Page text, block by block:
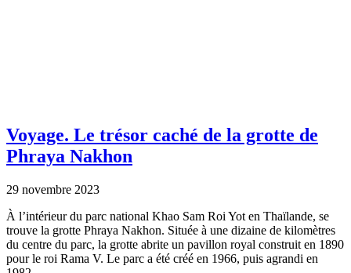
Voyage. Le trésor caché de la grotte de
Phraya Nakhon
29 novembre 2023
À l’intérieur du parc national Khao Sam Roi Yot en Thaïlande, se
trouve la grotte Phraya Nakhon. Située à une dizaine de kilomètres
du centre du parc, la grotte abrite un pavillon royal construit en 1890
pour le roi Rama V. Le parc a été créé en 1966, puis agrandi en